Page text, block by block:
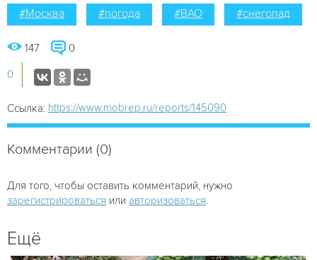
#Москва #погода #ВАО #снегопад
147 0
0
Ссылка: https://www.mobrep.ru/reports/145090
Комментарии (0)
Для того, чтобы оставить комментарий, нужно
зарегистрироваться или авторизоваться
Ещё